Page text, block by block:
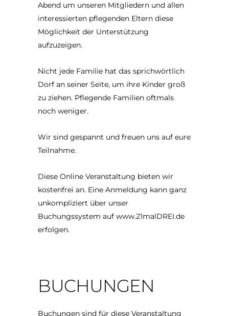
Abend um unseren Mitgliedern und allen
interessierten pflegenden Eltern diese
Möglichkeit der Unterstützung
aufzuzeigen.
Nicht jede Familie hat das sprichwörtlich
Dorf an seiner Seite, um ihre Kinder groß
zu ziehen. Pflegende Familien oftmals
noch weniger.
Wir sind gespannt und freuen uns auf eure
Teilnahme.
Diese Online Veranstaltung bieten wir
kostenfrei an. Eine Anmeldung kann ganz
unkompliziert über unser
Buchungssystem auf www.21malDREI.de
erfolgen.
BUCHUNGEN
Buchungen sind für diese Veranstaltung